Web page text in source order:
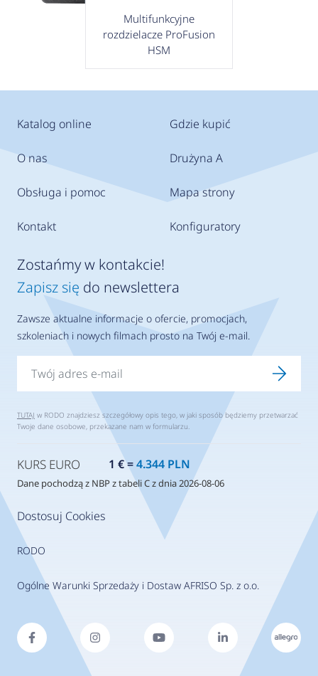
Multifunkcyjne
rozdzielacze ProFusion
HSM
Katalog online
O nas
Obsługa i pomoc
Kontakt
Gdzie kupić
Drużyna A
Mapa strony
Konfiguratory
Dostosuj Cookies
RODO
Ogólne Warunki Sprzedaży i Dostaw AFRISO Sp. z o.o.
Zostańmy w kontakcie!
Zapisz się do newslettera
Zawsze aktualne informacje o ofercie, promocjach,
szkoleniach i nowych filmach prosto na Twój e-mail.
TUTAJ w RODO znajdziesz szczegółowy opis tego, w jaki sposób będziemy przetwarzać
Twoje dane osobowe, przekazane nam w formularzu.
KURS EURO 1 € =4.344 PLN
Dane pochodzą z NBP z tabeli C z dnia 2026-08-06